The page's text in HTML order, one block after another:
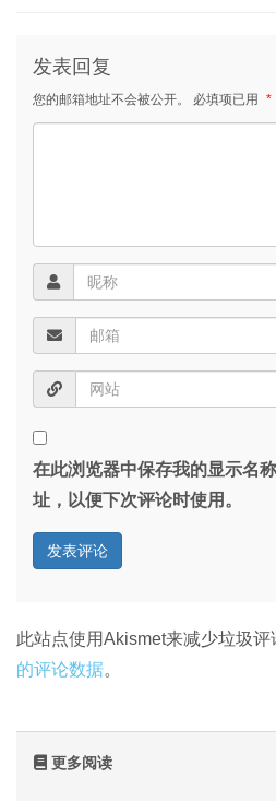
发表回复
您的邮箱地址不会被公开。 必填项已用 *
在此浏览器中保存我的显示名
址，以便下次评论时使用。
此站点使用Akismet来减少垃圾评
的评论数据。
更多阅读